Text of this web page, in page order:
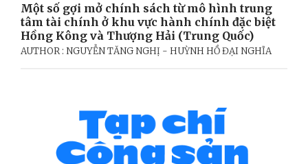
Một số gợi mở chính sách từ mô hình trung
tâm tài chính ở khu vực hành chính đặc biệt
Hồng Kông và Thượng Hải (Trung Quốc)
AUTHOR : NGUYỄN TĂNG NGHỊ - HUỲNH HỒ ĐẠI NGHĨA